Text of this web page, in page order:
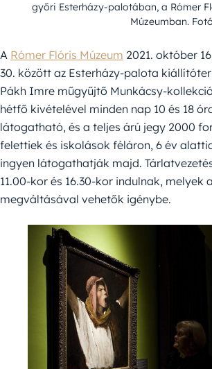
győri Esterházy-palotában, a Rómer
Múzeumban.
A Rómer Flóris Múzeum 2021. október
30. között az Esterházy-palota
Pákh Imre műgyűjtő Munkácsy-
hétfő kivételével minden nap 10 és 18
látogatható, és a teljes árú jegy 2000
felettiek és iskolások féláron, 6 év
ingyen látogathatják majd.
11.00-kor és 16.30-kor indulnak, melyek
megváltásával vehetők igénybe.